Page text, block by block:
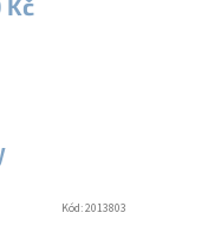
Kód:2013803
Kč